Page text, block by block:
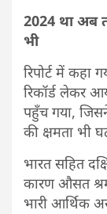
2024 था अब
भी
रिपोर्ट में कहा
रिकॉर्ड लेकर
पहुँच गया,
की क्षमता भी
भारत सहित
कारण औसत
भारी आर्थिक